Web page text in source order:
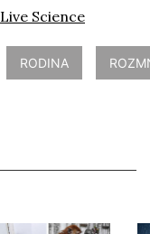
Live Science
RODINA